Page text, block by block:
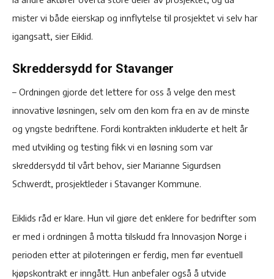
mister vi både eierskap og innflytelse til prosjektet vi selv har
igangsatt, sier Eiklid.
Skreddersydd for Stavanger
– Ordningen gjorde det lettere for oss å velge den mest
innovative løsningen, selv om den kom fra en av de minste
og yngste bedriftene. Fordi kontrakten inkluderte et helt år
med utvikling og testing fikk vi en løsning som var
skreddersydd til vårt behov, sier Marianne Sigurdsen
Schwerdt, prosjektleder i Stavanger Kommune.
Eiklids råd er klare. Hun vil gjøre det enklere for bedrifter som
er med i ordningen å motta tilskudd fra Innovasjon Norge i
perioden etter at piloteringen er ferdig, men før eventuell
kjøpskontrakt er inngått. Hun anbefaler også å utvide